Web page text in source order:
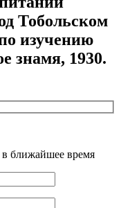
Тобольском
изучению
знамя, 1930.
в ближайшее время